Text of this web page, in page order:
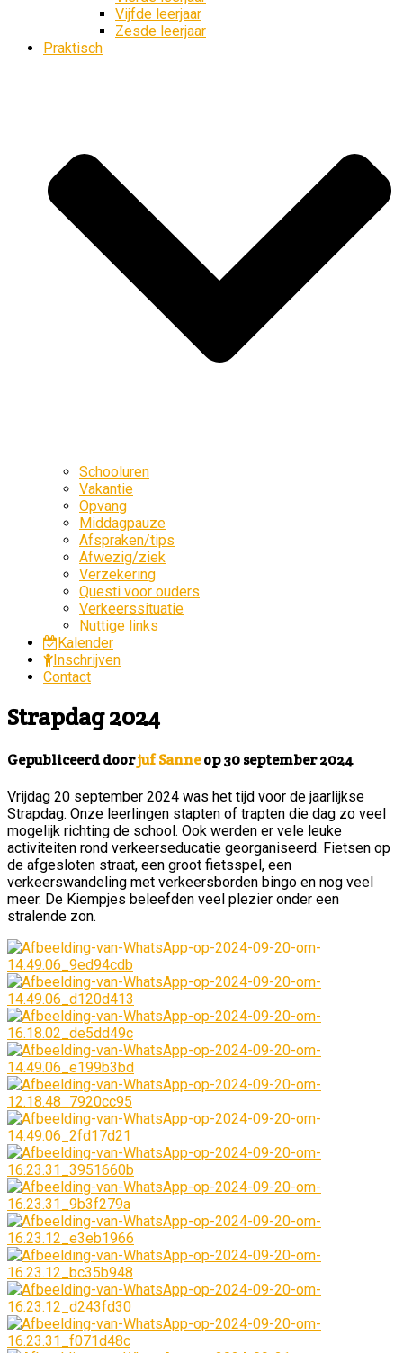
Vijfde leerjaar
Zesde leerjaar
Praktisch
Schooluren
Vakantie
Opvang
Middagpauze
Afspraken/tips
Afwezig/ziek
Verzekering
Questi voor ouders
Verkeerssituatie
Nuttige links
Kalender
Inschrijven
Contact
Strapdag 2024
Gepubliceerd doorjuf Sanneop30 september 2024
Vrijdag 20 september 2024 was het tijd voor de jaarlijkse
Strapdag. Onze leerlingen stapten of trapten die dag zo veel
mogelijk richting de school. Ook werden er vele leuke
activiteiten rond verkeerseducatie georganiseerd. Fietsen op
de afgesloten straat, een groot fietsspel, een
verkeerswandeling met verkeersborden bingo en nog veel
meer. De Kiempjes beleefden veel plezier onder een
stralende zon.